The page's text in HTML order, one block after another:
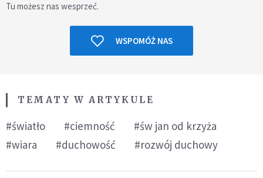
Tu możesz nas wesprzeć.
WSPOMÓŻ NAS
TEMATY W ARTYKULE
#światło #ciemność
#św jan od krzyża
#wiara
#duchowość #rozwój duchowy